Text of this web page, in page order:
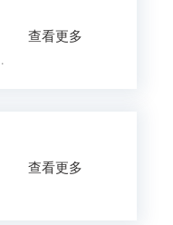
查看更多
查看更多